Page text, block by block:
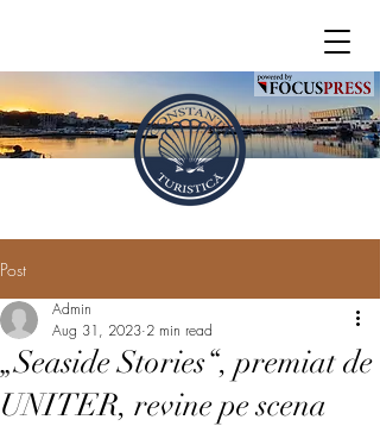
Post
„Seaside Stories“, premiat de
UNITER, revine pe scena
Admin
Aug 31, 2023 2 min read